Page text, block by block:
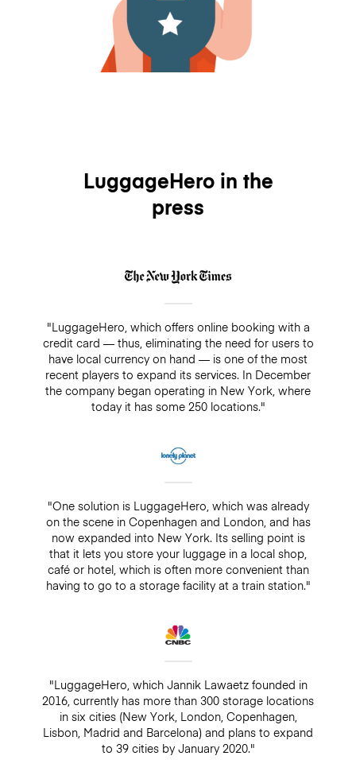
LuggageHero in the
press
"LuggageHero, which offers online booking with a
credit card — thus, eliminating the need for users to
have local currency on hand — is one of the most
recent players to expand its services. In December
the company began operating in New York, where
today it has some 250 locations."
"One solution is LuggageHero, which was already
on the scene in Copenhagen and London, and has
now expanded into New York. Its selling point is
that it lets you store your luggage in a local shop,
café or hotel, which is often more convenient than
having to go to a storage facility at a train station."
"LuggageHero, which Jannik Lawaetz founded in
2016, currently has more than 300 storage locations
in six cities (New York, London, Copenhagen,
Lisbon, Madrid and Barcelona) and plans to expand
to 39 cities by January 2020."